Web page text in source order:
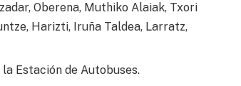
Oberena, Muthiko Alaiak, Txori
Harizti, Iruña Taldea, Larratz,
Estación de Autobuses.